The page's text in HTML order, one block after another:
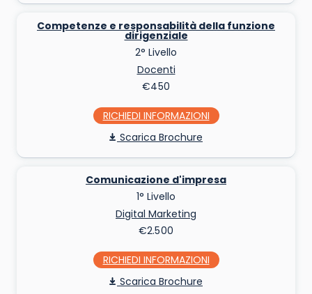
Competenze e responsabilità della funzione
dirigenziale
2° Livello
Docenti
€450
RICHIEDI INFO
Scarica Brochure
Comunicazione d'impresa
1° Livello
Digital Marketing
€2.500
RICHIEDI INFO
Scarica Brochure